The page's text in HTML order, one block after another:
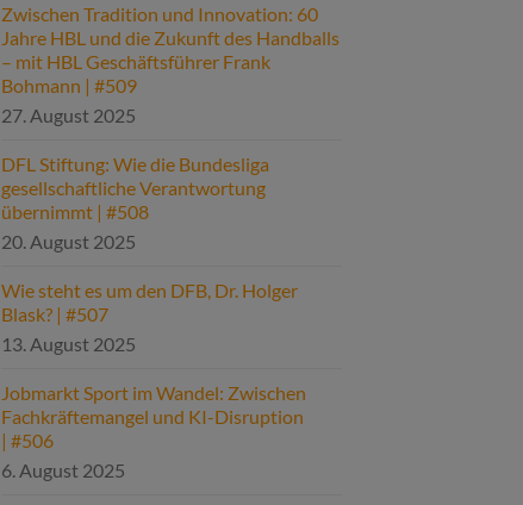
Zwischen Tradition und Innovation: 60
Jahre HBL und die Zukunft des Handballs
– mit HBL Geschäftsführer Frank
Bohmann | #509
27. August 2025
DFL Stiftung: Wie die Bundesliga
gesellschaftliche Verantwortung
übernimmt | #508
20. August 2025
Wie steht es um den DFB, Dr. Holger
Blask? | #507
13. August 2025
Jobmarkt Sport im Wandel: Zwischen
Fachkräftemangel und KI-Disruption
| #506
6. August 2025